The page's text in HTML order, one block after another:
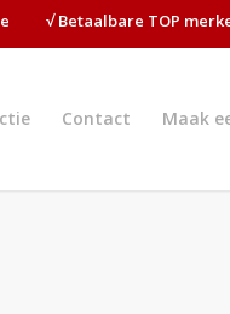
Betaalbare TOP
Contact Maak